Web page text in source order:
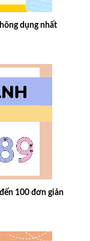
dụng nhất
100 đơn giản